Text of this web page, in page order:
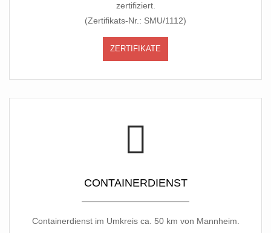
zertifiziert.
(Zertifikats-Nr.: SMU/1112)
ZERTIFIKATE
CONTAINERDIENST
Containerdienst im Umkreis ca. 50 km von Mannheim.